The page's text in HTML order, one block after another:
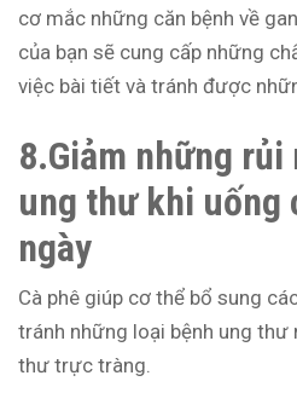
cơ mắc những căn bệnh về
của bạn sẽ cung cấp những
việc bài tiết và tránh được
8.Giảm những rủi
ung thư khi uống
ngày
Cà phê giúp cơ thể bổ sung
tránh những loại bệnh ung thư
thư trực tràng.